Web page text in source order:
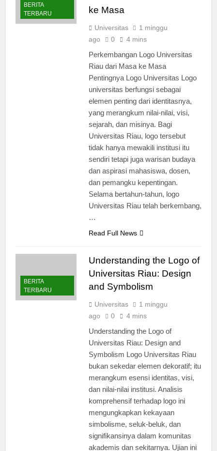
BERITA
Universitas Riau dari Masa
Universitas
1 minggu
Perkembangan Logo Universitas
Riau dari Masa ke Masa
Pentingnya Logo Universitas Logo
universitas berfungsi sebagai
elemen penting dari identitasnya,
yang merangkum nilai-nilai, visi,
sejarah, dan misinya. Bagi
Universitas Riau, logo tersebut
tidak hanya mewakili institusi itu
sendiri tetapi juga warisan budaya
dan aspirasi mahasiswa, dosen,
dan pemangku kepentingan.
Selama bertahun-tahun, logo
BERITA
Understanding the Logo of
Universitas Riau: Design
and Symbolism
Universitas
1 minggu
Understanding the Logo of
Universitas Riau: Design and
Symbolism Logo Universitas Riau
bukan sekedar elemen dekoratif; itu
merangkum esensi identitas, visi,
dan nilai-nilai institusi. Analisis
komprehensif terhadap logo ini
mengungkapkan kekayaan
simbolisme, seluk-beluk, dan
signifikansinya dalam komunitas